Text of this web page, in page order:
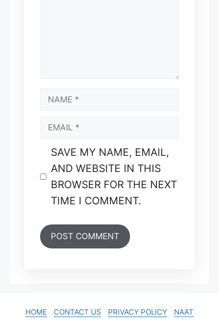
NAME
EMAIL
SAVE MY NAME, EMAIL,
AND WEBSITE IN THIS
BROWSER FOR THE NEXT
TIME I COMMENT.
HOME CONTACT US PRIVACY POLICY NAAT